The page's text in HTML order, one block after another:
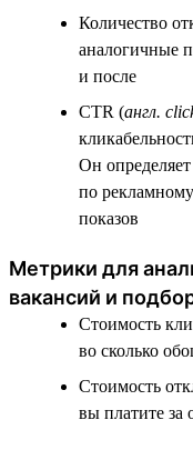
Количество
аналогичные
и после
CTR (англ.
Он
по
показов
Метрики для
вакансий и
Стоимость
во сколько
Стоимость
вы платите за